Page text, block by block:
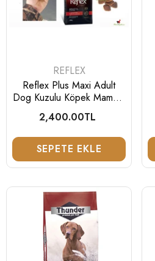
Mahmutoğluav
SATICI:
SÜRMENE
Sürmene Orijinal Geyik Boynuzlu
Avcı Bıçağı 4116 Germany
SATICI:
REFLEX
Reflex Plus Maxi Adult
Dog Kuzulu Köpek Maması
18 Kg
Normal
2,400.00TL
SEPETE EKLE